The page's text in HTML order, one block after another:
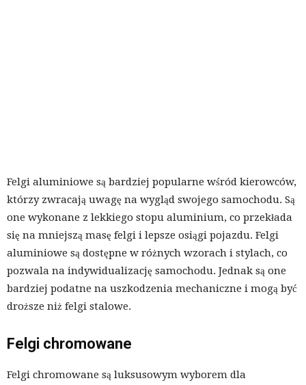
Felgi aluminiowe są bardziej popularne wśród kierowców,
którzy zwracają uwagę na wygląd swojego samochodu. Są
one wykonane z lekkiego stopu aluminium, co przekłada
się na mniejszą masę felgi i lepsze osiągi pojazdu. Felgi
aluminiowe są dostępne w różnych wzorach i stylach, co
pozwala na indywidualizację samochodu. Jednak są one
bardziej podatne na uszkodzenia mechaniczne i mogą być
droższe niż felgi stalowe.
Felgi chromowane
Felgi chromowane są luksusowym wyborem dla